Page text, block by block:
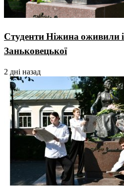
Студенти Ніжина оживили
Заньковецької
2 дні назад